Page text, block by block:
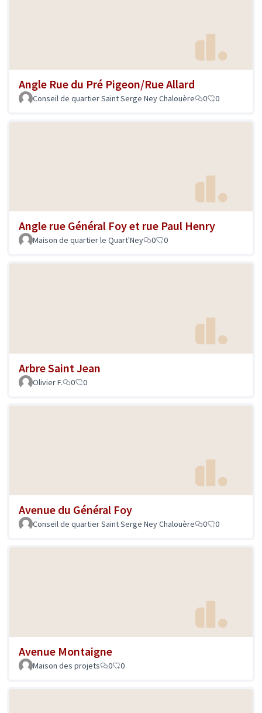
Angle Rue du Pré Pigeon/Rue Allard
Conseil de quartier Saint Serge Ney Chalouère 0 0
Angle rue Général Foy et rue Paul Henry
Maison de quartier le Quart'Ney 0 0
Arbre Saint Jean
Olivier F. 0 0
Avenue du Général Foy
Conseil de quartier Saint Serge Ney Chalouère 0 0
Avenue Montaigne
Maison des projets 0 0